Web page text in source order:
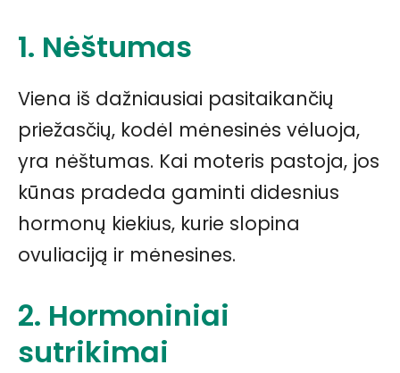
1. Nėštumas
Viena iš dažniausiai pasitaikančių
priežasčių, kodėl mėnesinės vėluoja,
yra nėštumas. Kai moteris pastoja, jos
kūnas pradeda gaminti didesnius
hormonų kiekius, kurie slopina
ovuliaciją ir mėnesines.
2. Hormoniniai
sutrikimai